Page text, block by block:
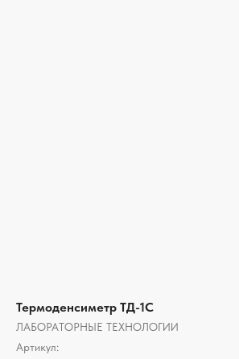
Термоденсиметр ТД-1С
ЛАБОРАТОРНЫЕ ТЕХНОЛОГИИ
Артикул: